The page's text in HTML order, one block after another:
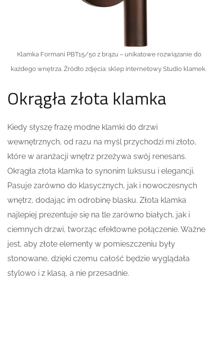
Klamka Formani PBT15/50 z brązu – unikatowe rozwiązanie do
każdego wnętrza. Źródło zdjęcia: sklep internetowy Studio klamek.
Okrągła złota klamka
Kiedy słyszę frazę modne klamki do drzwi
wewnętrznych, od razu na myśl przychodzi mi złoto,
które w aranżacji wnętrz przeżywa swój renesans.
Okrągła złota klamka to synonim luksusu i elegancji.
Pasuje zarówno do klasycznych, jak i nowoczesnych
wnętrz, dodając im odrobinę blasku. Złota klamka
najlepiej prezentuje się na tle zarówno białych, jak i
ciemnych drzwi, tworząc efektowne połączenie. Ważne
jest, aby złote elementy w pomieszczeniu były
stonowane, dzięki czemu całość będzie wyglądała
stylowo i z klasą, a nie przesadnie.